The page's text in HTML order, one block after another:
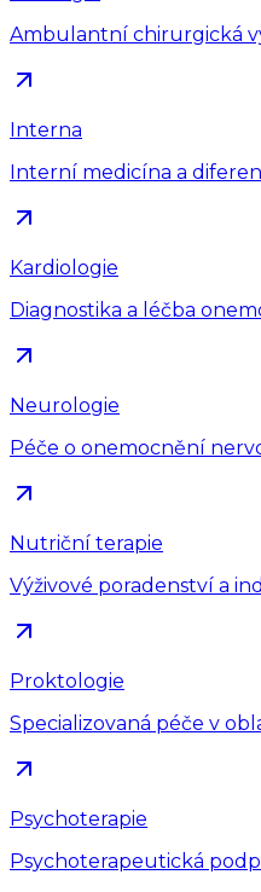
Ambulantní chirurgická
Interna
Interní medicína a
Kardiologie
Diagnostika a léčba
Neurologie
Péče o onemocnění
Nutriční terapie
Výživové poradenství a
Proktologie
Specializovaná péče v
Psychoterapie
Psychoterapeutická